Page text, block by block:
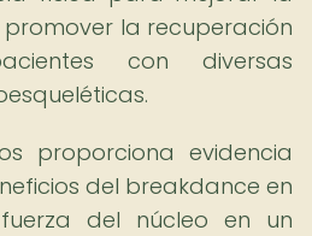
la recuperación
con diversas
proporciona evidencia
del breakdance en
del núcleo en un